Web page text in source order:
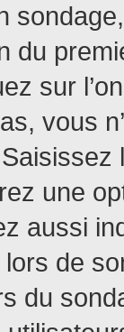
du
sur
vous
une
aussi
de
du